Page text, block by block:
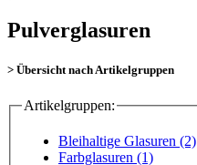
Pulverglasuren
> Übersicht nach Artikelgruppen
Artikelgruppen:
Bleihaltige Glasuren (2)
Farbglasuren (1)